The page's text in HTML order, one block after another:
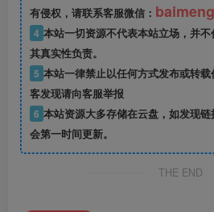
有侵权，请联系客服微信：
4 本站一切资源不代表本站立场，并
其真实性负责。
5 本站一律禁止以任何方式发布或转
客发现请向客服举报
6 本站资源大多存储在云盘，如发现
会第一时间更新。
THE END